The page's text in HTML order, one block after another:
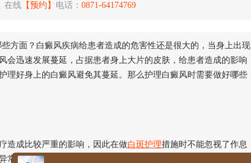
在线 【预约】 电话： 0871-64174769
方面？白癜风疾病给患者造成的危害性还是很大的，当身上出现
会迅速发展蔓延，占据患者身上大片的皮肤，给患者造成的影响
理好身上的白癜风避免其蔓延。那么护理白癜风时需要做好哪些
造成比较严重的影响，因此在做白斑护理措施时不能忽视了作息
，时间久了就容易导致白癜风病情出现扩散恶化，在此建议大